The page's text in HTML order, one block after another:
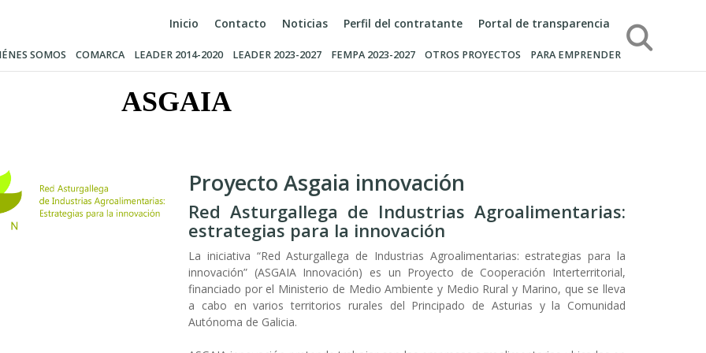
Inicio Contacto Noticias Perfil del contratante Portal de transparencia
SOMOS COMARCA LEADER 2014-2020 LEADER 2023-2027 FEMPA 2023-2027 OTROS PROYECTOS PARA EMPRENDER
Búsqueda
ASGAIA
Proyecto Asgaia innovación
Red Asturgallega de Industrias Agroalimentarias:
estrategias para la innovación
La iniciativa “Red Asturgallega de Industrias Agroalimentarias: estrategias para la
innovación” (ASGAIA Innovación) es un Proyecto de Cooperación Interterritorial,
financiado por el Ministerio de Medio Ambiente y Medio Rural y Marino, que se lleva
a cabo en varios territorios rurales del Principado de Asturias y la Comunidad
Autónoma de Galicia.